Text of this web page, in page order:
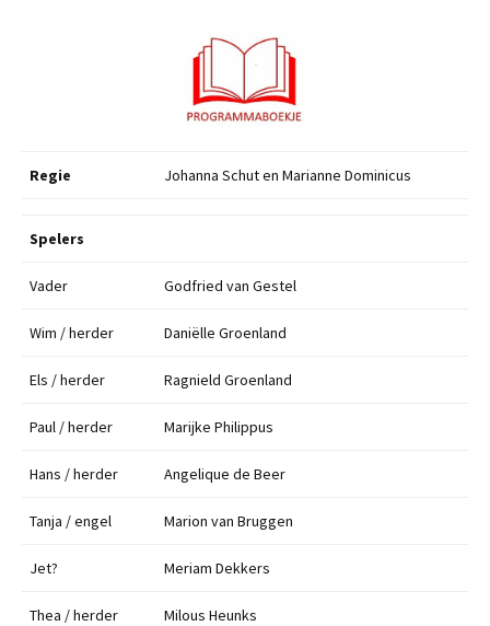
Regie Johanna Schut en Marianne Dominicus
Spelers
Vader Godfried van Gestel
Wim / herder Daniëlle Groenland
Els / herder Ragnield Groenland
Paul / herder Marijke Philippus
Hans / herder Angelique de Beer
Tanja / engel Marion van Bruggen
Jet? Meriam Dekkers
Thea / herder Milous Heunks